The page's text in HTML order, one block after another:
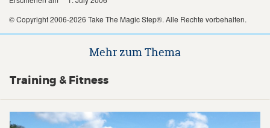
© Copyright 2006-2026 Take The Magic Step®. Alle Rechte vorbehalten.
Mehr zum Thema
Training & Fitness